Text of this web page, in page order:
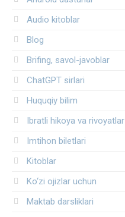
Audio kitoblar
Blog
Brifing, savol-javoblar
ChatGPT sirlari
Huquqiy bilim
Ibratli hikoya va rivoyatlar
Imtihon biletlari
Kitoblar
Ko‘zi ojizlar uchun
Maktab darsliklari